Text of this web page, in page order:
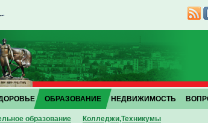
ОБРАЗОВАНИЕ
образование Колледжи,Техникумы
НЕДВИЖИМОСТЬ